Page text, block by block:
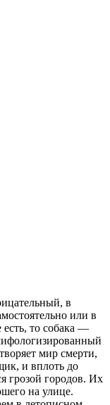
в
или в
то собака —
мир смерти,
и вплоть до
грозой городов. Их
на улице.